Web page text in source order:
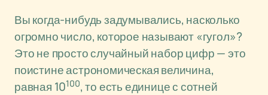
Вы когда-нибудь задумывались, насколько
огромно число, которое называют «гугол»?
Это не просто случайный набор цифр — это
поистине астрономическая величина,
равная 10100, то есть единице с сотней